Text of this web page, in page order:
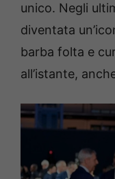
unico. Negli
diventata
barba folta e
all’istante,